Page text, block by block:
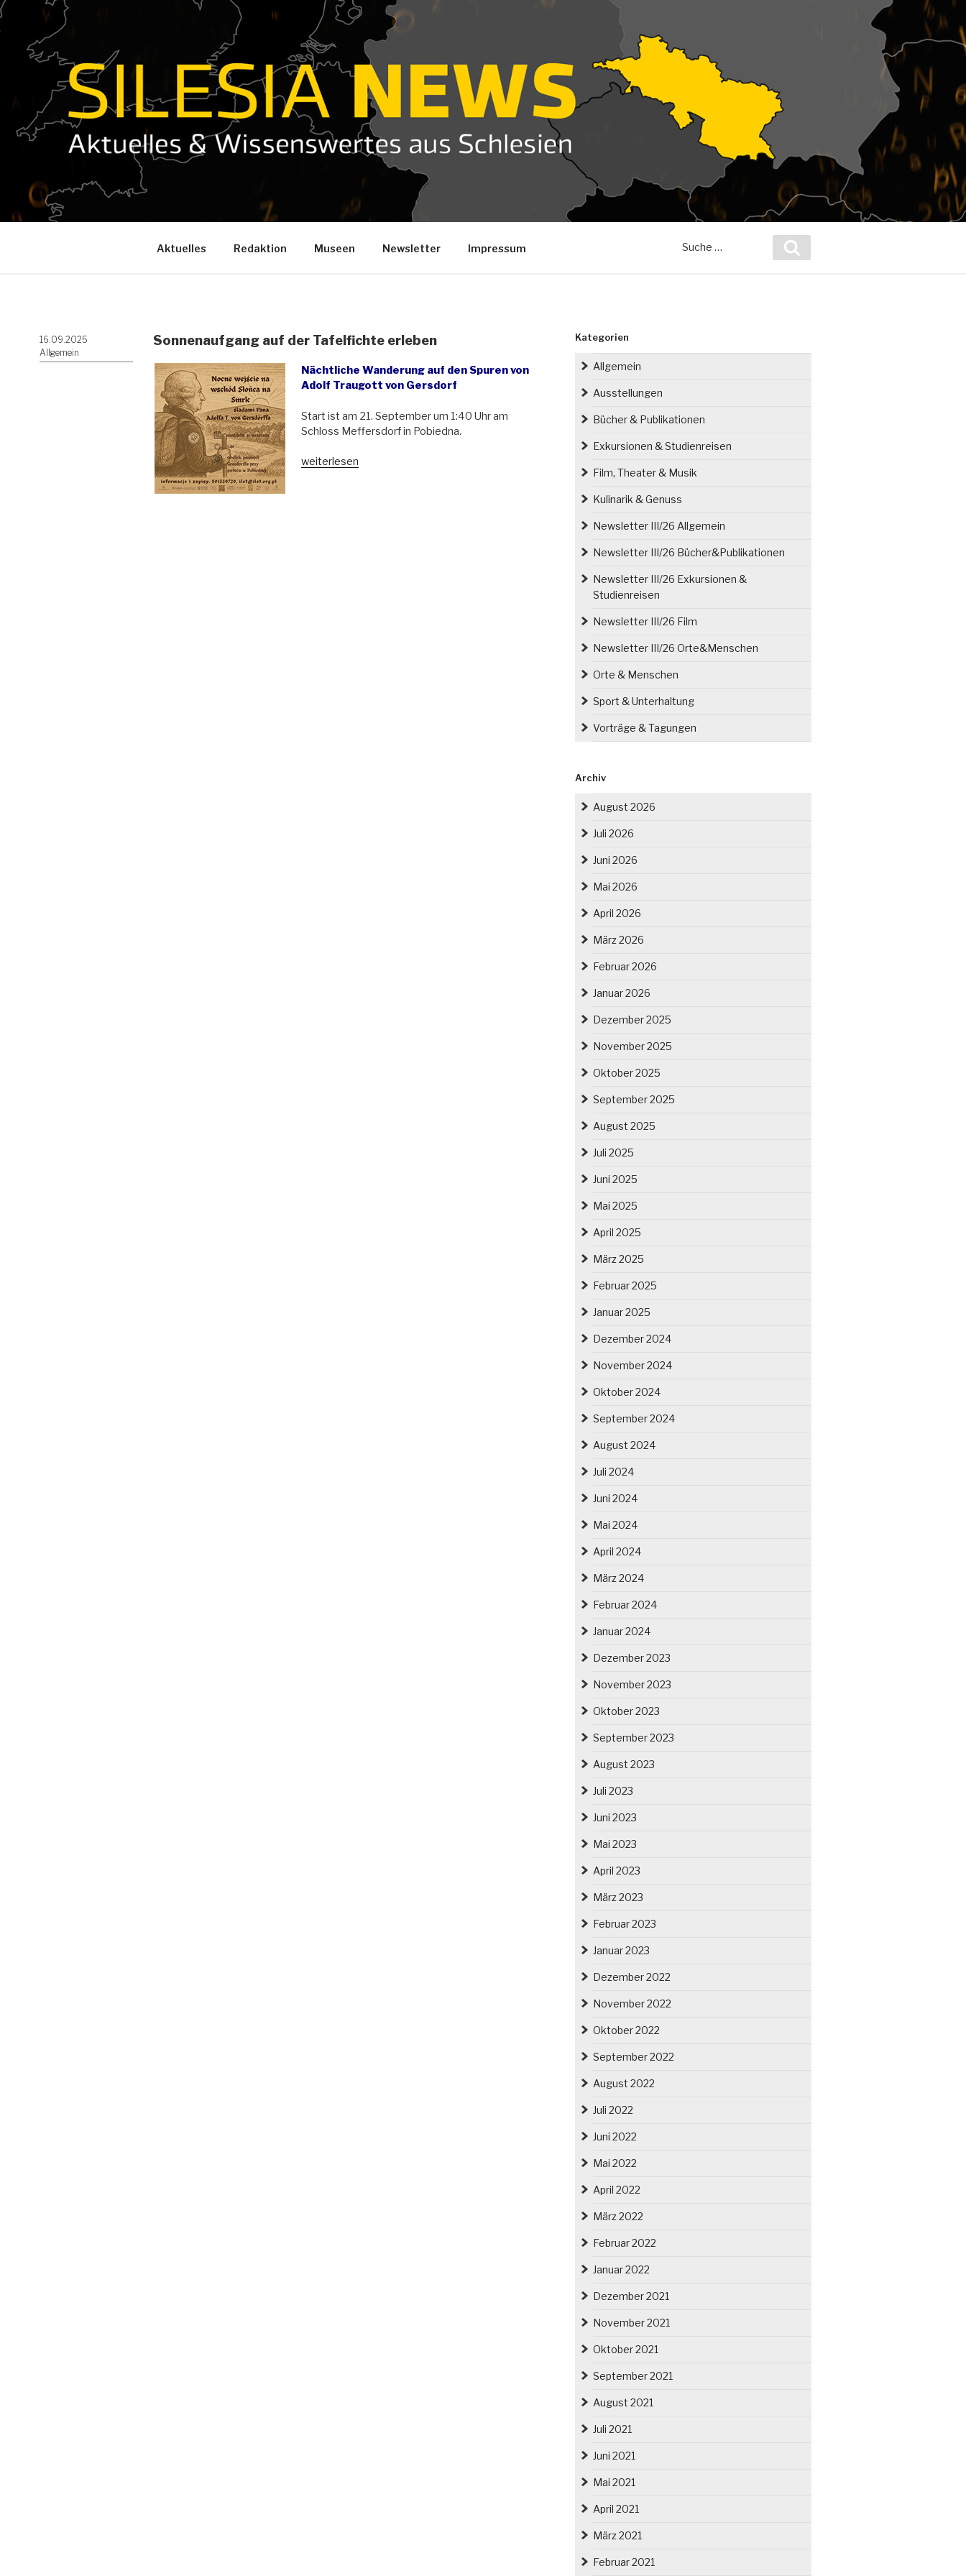
Zum
Inhalt
springen
Aktuelles Redaktion Museen Newsletter Impressum
nach:
Veröffentlicht
am
16.09.2025
Allgemein
Sonnenaufgang auf der Tafelfichte erleben
Nächtliche Wanderung auf den Spuren von
Adolf Traugott von Gersdorf
Start ist am 21. September um 1:40 Uhr am
Schloss Meffersdorf in Pobiedna.
„Sonnenaufgang
weiterlesen
Kategorien
Allgemein
Ausstellungen
Bücher & Publikationen
Exkursionen & Studienreisen
Film, Theater & Musik
Kulinarik & Genuss
Newsletter III/26 Allgemein
Newsletter III/26 Bücher&Publikationen
Newsletter III/26 Exkursionen &
Studienreisen
Newsletter III/26 Film
Newsletter III/26 Orte&Menschen
Orte & Menschen
Sport & Unterhaltung
Vorträge & Tagungen
Archiv
August 2026
Juli 2026
Juni 2026
Mai 2026
April 2026
März 2026
Februar 2026
Januar 2026
Dezember 2025
November 2025
Oktober 2025
September 2025
August 2025
Juli 2025
Juni 2025
Mai 2025
April 2025
März 2025
Februar 2025
Januar 2025
Dezember 2024
November 2024
Oktober 2024
September 2024
August 2024
Juli 2024
Juni 2024
Mai 2024
April 2024
März 2024
Februar 2024
Januar 2024
Dezember 2023
November 2023
Oktober 2023
September 2023
August 2023
Juli 2023
Juni 2023
Mai 2023
April 2023
März 2023
Februar 2023
Januar 2023
Dezember 2022
November 2022
Oktober 2022
September 2022
August 2022
Juli 2022
Juni 2022
Mai 2022
April 2022
März 2022
Februar 2022
Januar 2022
Dezember 2021
November 2021
Oktober 2021
September 2021
August 2021
Juli 2021
Juni 2021
Mai 2021
April 2021
März 2021
Februar 2021